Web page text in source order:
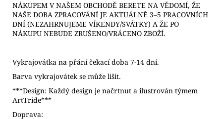
NÁKUPEM V NAŠEM OBCHODĚ BERETE NA VĚDOMÍ, ŽE
NAŠE DOBA ZPRACOVÁNÍ JE AKTUÁLNĚ 3–5 PRACOVNÍCH
DNÍ (NEZAHRNUJEME VÍKENDY/SVÁTKY) A ŽE PO
NÁKUPU NEBUDE ZRUŠENO/VRÁCENO ZBOŽÍ.
Vykrajovátka na přání čekací doba 7-14 dní.
Barva vykrajovátek se může lišit.
***Design: Každý design je načrtnut a ilustrován týmem
ArtTride***
Doprava: